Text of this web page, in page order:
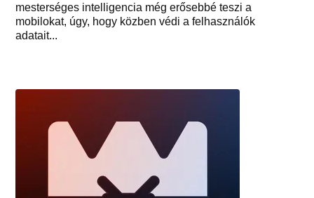
mesterséges intelligencia még erősebbé teszi a
mobilokat, úgy, hogy közben védi a felhasználók
adatait...